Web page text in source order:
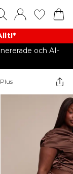
och AI-